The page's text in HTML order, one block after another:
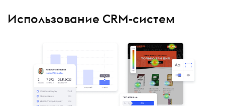
Использование CRM-систем